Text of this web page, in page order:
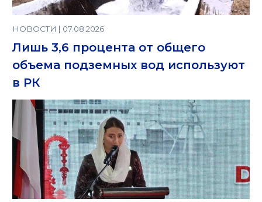
НОВОСТИ | 07.08.2026
Лишь 3,6 процента от общего
объема подземных вод используют
в РК